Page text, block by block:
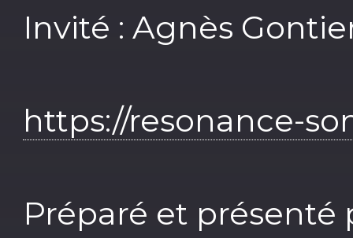
Invité : Agnès
https://resonance-
Préparé et présenté